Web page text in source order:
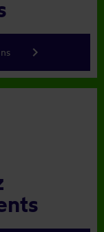
keyboard_arrow_right